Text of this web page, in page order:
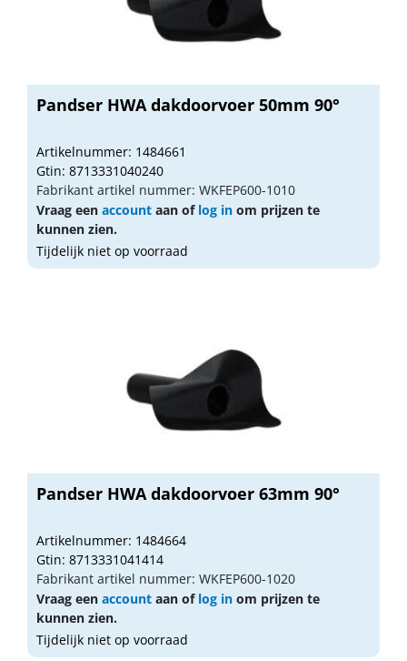
Pandser HWA dakdoorvoer 50mm 90°
Artikelnummer: 1484661
Gtin: 8713331040240
Fabrikant artikel nummer: WKFEP600-1010
Vraag een account aan of log in om prijzen te
kunnen zien.
Tijdelijk niet op voorraad
Pandser HWA dakdoorvoer 63mm 90°
Artikelnummer: 1484664
Gtin: 8713331041414
Fabrikant artikel nummer: WKFEP600-1020
Vraag een account aan of log in om prijzen te
kunnen zien.
Tijdelijk niet op voorraad